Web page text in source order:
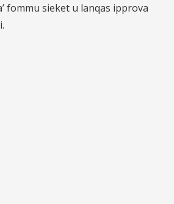
fommu sieket u lanqas ipprova